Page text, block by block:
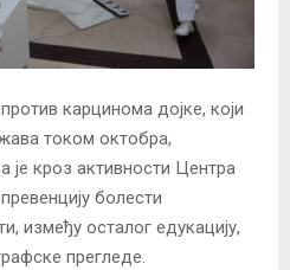
карцинома дојке, који
током октобра,
кроз активности Центра
болести
између осталог едукацију,
прегледе.